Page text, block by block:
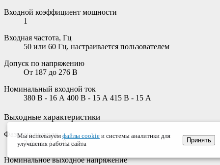
Входной коэффициент мощности
1
Входная частота, Гц
50 или 60 Гц, настраивается пользователем
Допуск по напряжению
От 187 до 276 В
Номинальный входной ток
380 В - 16 А 400 В - 15 А 415 В - 15 А
Выходные характеристики
Фазы на выходе
3 фазы + нейтраль
Номинальное выходное напряжение
Мы используем файлы cookie и системы аналитики для
улучшения работы сайта
Принять